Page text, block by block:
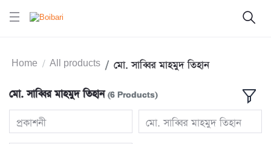
Home All products মো. সাব্বির মাহমুদ তিহান
মো. সাব্বির মাহমুদ তিহান(6 Products)
প্রকাশনী মো. সাব্বির মাহমুদ তিহান